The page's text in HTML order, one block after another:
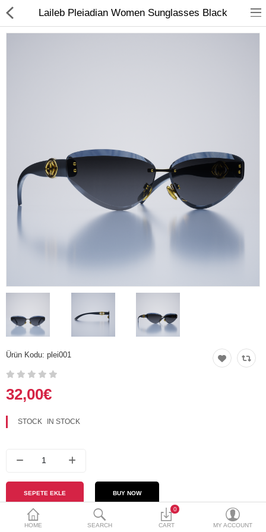
İletişim
Special Offers
Hediye Kartı
Languages
HOME SEARCH
0
CART MY ACCOUNT
Laileb Pleiadian Women Sunglasses Black
Ürün Kodu: plei001
32,00€
STOCK IN STOCK